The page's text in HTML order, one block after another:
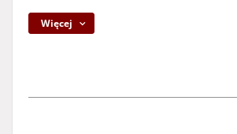
Więcej